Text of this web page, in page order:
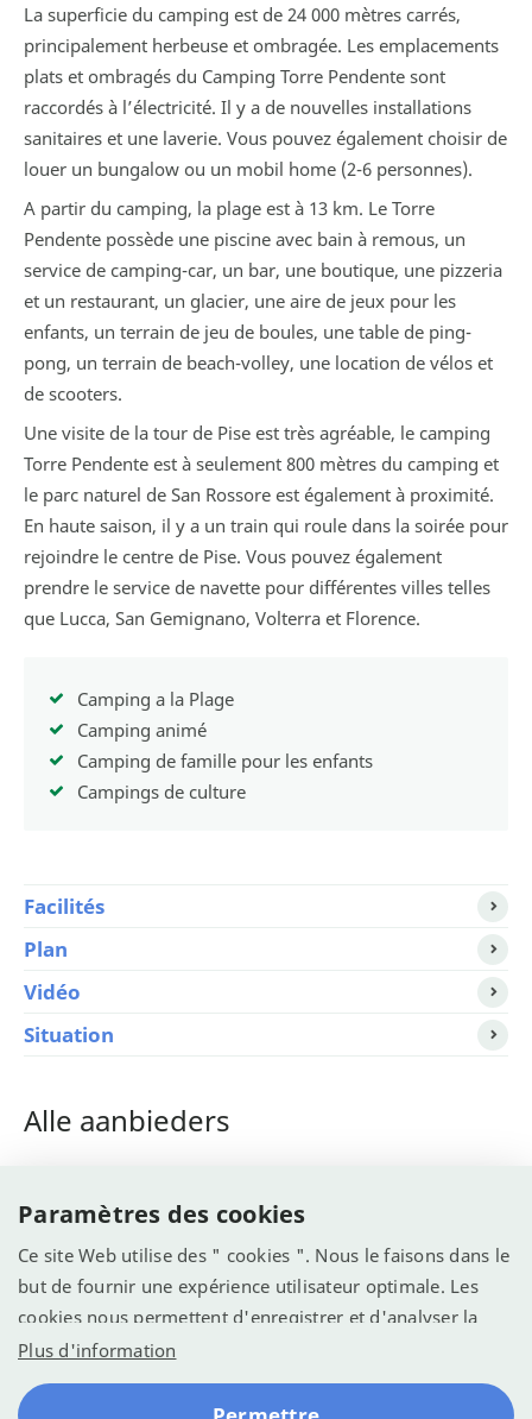
La superficie du camping est de 24 000 mètres carrés,
principalement herbeuse et ombragée. Les emplacements
plats et ombragés du Camping Torre Pendente sont
raccordés à l’électricité. Il y a de nouvelles installations
sanitaires et une laverie. Vous pouvez également choisir de
louer un bungalow ou un mobil home (2-6 personnes).
A partir du camping, la plage est à 13 km. Le Torre
Pendente possède une piscine avec bain à remous, un
service de camping-car, un bar, une boutique, une pizzeria
et un restaurant, un glacier, une aire de jeux pour les
enfants, un terrain de jeu de boules, une table de ping-
pong, un terrain de beach-volley, une location de vélos et
de scooters.
Une visite de la tour de Pise est très agréable, le camping
Torre Pendente est à seulement 800 mètres du camping et
le parc naturel de San Rossore est également à proximité.
En haute saison, il y a un train qui roule dans la soirée pour
rejoindre le centre de Pise. Vous pouvez également
prendre le service de navette pour différentes villes telles
que Lucca, San Gemignano, Volterra et Florence.
Camping a la Plage
Camping animé
Camping de famille pour les enfants
Campings de culture
Facilités
Plan
Vidéo
Situation
Alle aanbieders
TUI >
© Recreatie Media 2026
Conditions générales
Sitemap
Paramètres des cookies
Ce site Web utilise des " cookies ". Nous le faisons dans le
but de fournir une expérience utilisateur optimale. Les
cookies nous permettent d'enregistrer et d'analyser la
manière dont le site Web est utilisé (voir la déclaration de
confidentialité). Nous voulons l'utiliser pour optimiser le
site web pour une meilleure expérience.
Plus d'information